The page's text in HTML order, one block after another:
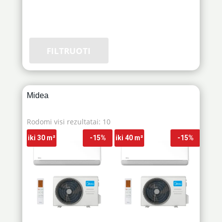
FILTRUOTI
Midea
Rodomi visi rezultatai: 10Rūšiuojama
pagal
kainą:
mažos
didelės
iki 30 m² -15% iki 40 m² -15%